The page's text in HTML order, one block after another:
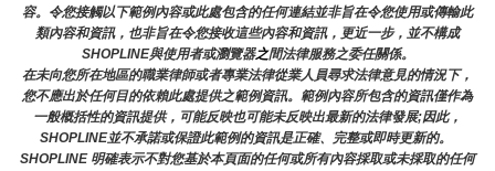
容。令您接觸以下範例內容或此處包含的任何連結並非旨在令您使用或傳輸此
類內容和資訊，也非旨在令您接收這些內容和資訊，更近一步，並不構成
SHOPLINE與使用者或瀏覽器之間法律服務之委任關係。
在未向您所在地區的職業律師或者專業法律從業人員尋求法律意見的情況下，
您不應出於任何目的依賴此處提供之範例資訊。範例內容所包含的資訊僅作為
一般概括性的資訊提供，可能反映也可能未反映出最新的法律發展;因此，
SHOPLINE並不承諾或保證此範例的資訊是正確、完整或即時更新的。
SHOPLINE 明確表示不對您基於本頁面的任何或所有內容採取或未採取的任何